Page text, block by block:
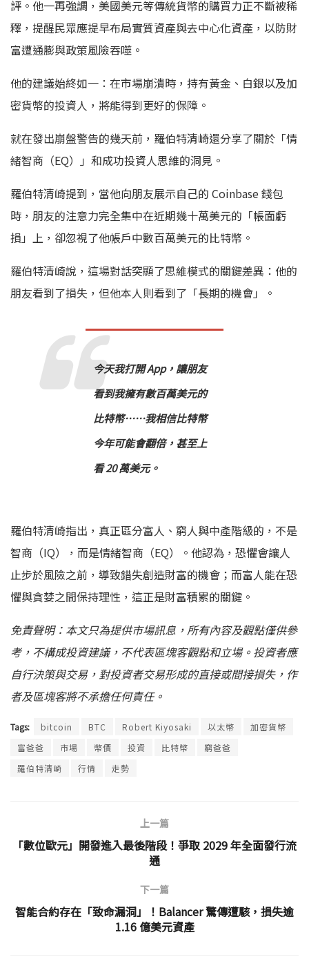
評。他一再強調，美國美元等傳統貨幣的購買力正不斷被稀
釋，提醒民眾應提早布局實質資產與去中心化資產，以防財
富遭通膨與政策風險吞噬。
他的建議始終如一：在市場崩潰時，持有黃金、白銀以及加
密貨幣的投資人，將能得到更好的保障。
就在發出崩盤警告的幾天前，羅伯特清崎還分享了關於「情
緒智商（EQ）」和成功投資人思維的洞見。
羅伯特清崎提到，當他向朋友展示自己的 Coinbase 錢包
時，朋友的注意力完全集中在近期幾十萬美元的「帳面虧
損」上，卻忽視了他帳戶中數百萬美元的比特幣。
羅伯特清崎說，這場對話突顯了思維模式的關鍵差異：他的
朋友看到了損失，但他本人則看到了「長期的機會」。
今天我打開 App，讓朋友
看到我擁有數百萬美元的
比特幣……我相信比特幣
今年可能會翻倍，甚至上
看 20 萬美元。
羅伯特清崎指出，真正區分富人、窮人與中產階級的，不是
智商（IQ），而是情緒智商（EQ）。他認為，恐懼會讓人
止步於風險之前，導致錯失創造財富的機會；而富人能在恐
懼與貪婪之間保持理性，這正是財富積累的關鍵。
免責聲明：本文只為提供市場訊息，所有內容及觀點僅供參
考，不構成投資建議，不代表區塊客觀點和立場。投資者應
自行決策與交易，對投資者交易形成的直接或間接損失，作
者及區塊客將不承擔任何責任。
Tags: bitcoin BTC Robert Kiyosaki 以太幣
加密貨幣
富爸爸
市場 幣價 投資 比特幣
窮爸爸
羅伯特清崎
行情 走勢
上一篇
「數位歐元」開發進入最後階段！爭取 2029 年全面發行流
通
下一篇
智能合約存在「致命漏洞」！Balancer 驚傳遭駭，損失逾
1.16 億美元資產